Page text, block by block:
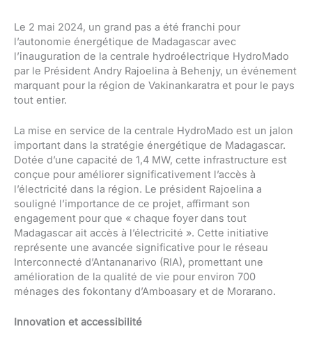
Le 2 mai 2024, un grand pas a été franchi pour
l’autonomie énergétique de Madagascar avec
l’inauguration de la centrale hydroélectrique HydroMado
par le Président Andry Rajoelina à Behenjy, un événement
marquant pour la région de Vakinankaratra et pour le pays
tout entier.
La mise en service de la centrale HydroMado est un jalon
important dans la stratégie énergétique de Madagascar.
Dotée d’une capacité de 1,4 MW, cette infrastructure est
conçue pour améliorer significativement l’accès à
l’électricité dans la région. Le président Rajoelina a
souligné l’importance de ce projet, affirmant son
engagement pour que « chaque foyer dans tout
Madagascar ait accès à l’électricité ». Cette initiative
représente une avancée significative pour le réseau
Interconnecté d’Antananarivo (RIA), promettant une
amélioration de la qualité de vie pour environ 700
ménages des fokontany d’Amboasary et de Morarano.
Innovation et accessibilité